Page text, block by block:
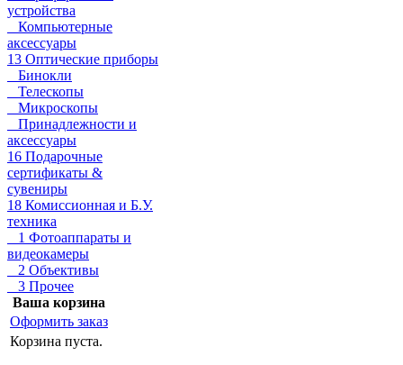
устройства
Компьютерные
аксессуары
13 Оптические приборы
Бинокли
Телескопы
Микроскопы
Принадлежности и
аксессуары
16 Подарочные
сертификаты &
сувениры
18 Комиссионная и Б.У.
техника
1 Фотоаппараты и
видеокамеры
2 Объективы
3 Прочее
Ваша корзина
Оформить заказ
Корзина пуста.